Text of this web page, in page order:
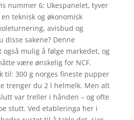
nummer 6: Ukespanelet, tyver
teknisk og økonomisk
avisbud og
disse sakene? Denne
mulig å følge markedet, og
være ønskelig for NCF.
til: 300 g norges fineste pupper
trenger du 2 l helmelk. Men alt
var treller i hånden – og ofte
stutt. Ved etableringa her i